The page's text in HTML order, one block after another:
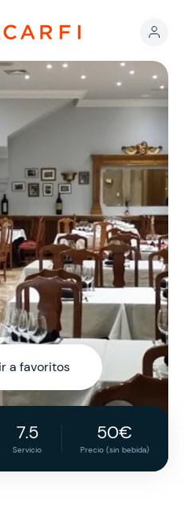
a favoritos
7.5
Servicio
50€
Precio (sin bebida)